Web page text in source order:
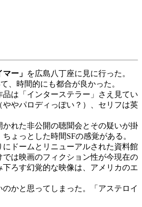
ー」 を広島八丁座に見に行った。
、時間的にも都合が良かった。
は「インターステラー」さえ見てい
やパロディっぽい？）、セリフは英
れた非公開の聴聞会とその疑いが掛
ょっとした時間SFの感覚がある。
ドームとリニューアルされた資料館
は映画のフィクション性が今現在の
ろす幻覚的な映像は、アメリカのエ
かと思ってしまった。「アステロイ